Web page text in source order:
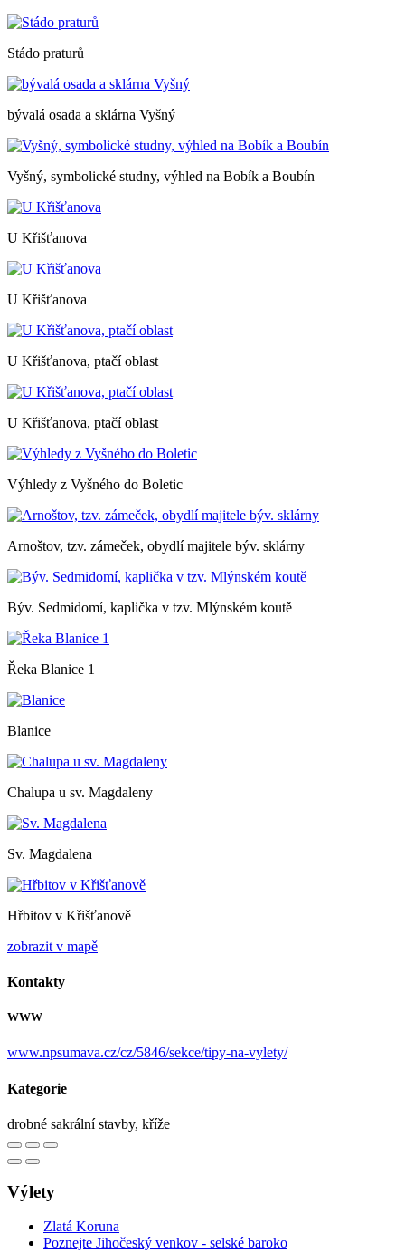
Stádo praturů
bývalá osada a sklárna Vyšný
Vyšný, symbolické studny, výhled na Bobík a Boubín
U Křišťanova
U Křišťanova
U Křišťanova, ptačí oblast
U Křišťanova, ptačí oblast
Výhledy z Vyšného do Boletic
Arnoštov, tzv. zámeček, obydlí majitele býv. sklárny
Býv. Sedmidomí, kaplička v tzv. Mlýnském koutě
Řeka Blanice 1
Blanice
Chalupa u sv. Magdaleny
Sv. Magdalena
Hřbitov v Křišťanově
zobrazit v mapě
Kontakty
WWW
www.npsumava.cz/cz/5846/sekce/tipy-na-vylety/
Kategorie
drobné sakrální stavby, kříže
Výlety
Zlatá Koruna
Poznejte Jihočeský venkov - selské baroko